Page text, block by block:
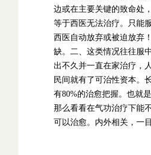
边或在主要关键的致命处
等于西医无法治疗。只能
西医自动放弃或被迫放弃
缺。二、这类情况往往服
出不久并一直在家治疗，
民间就有了可治性资本。
有80%的治愈把握。 也就
那么看看在气功治疗下能
可以治愈。 内外相关，一